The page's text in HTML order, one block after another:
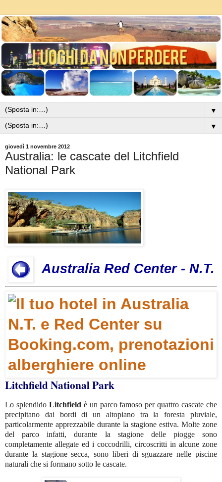
▼
▼
giovedì 1 novembre 2012
Australia: le cascate del Litchfield
National Park
Australia Red Center - N.T.
Litchfield National Park
Lo splendido Litchfield è un parco famoso per quattro cascate che
precipitano dai bordi di un altopiano tra la foresta pluviale,
particolarmente apprezzabile durante la stagione estiva. Molte zone
del parco infatti, durante la stagione delle piogge sono
completamente allegate ed i coccodrilli, circoscritti in alcune zone
durante la stagione secca, sono liberi di sguazzare nelle piscine
naturali che si formano sotto le cascate.